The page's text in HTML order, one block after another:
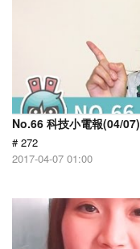
No.66 科技小電報(04/07)
# 272
2017-04-07 01:00